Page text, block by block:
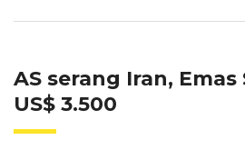
AS serang Iran,
US$ 3.500